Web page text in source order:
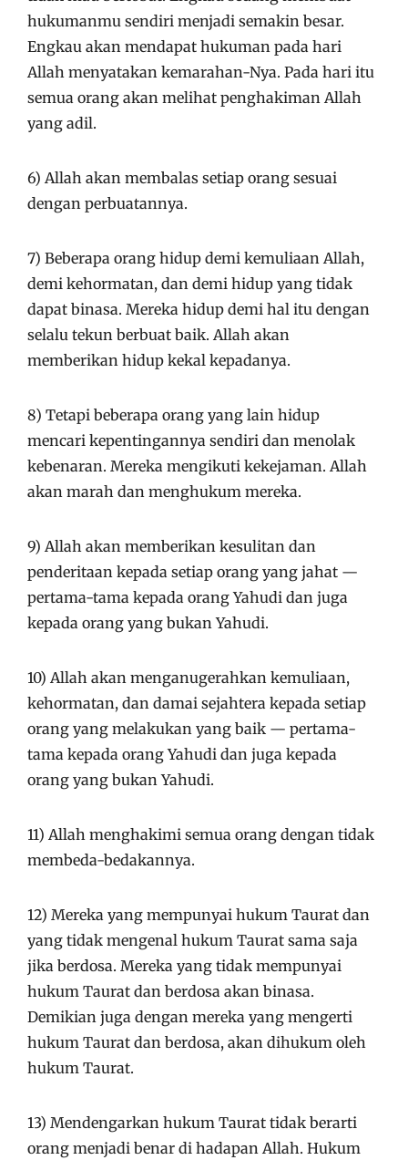
hukumanmu sendiri menjadi semakin besar.
Engkau akan mendapat hukuman pada hari
Allah menyatakan kemarahan-Nya. Pada hari itu
semua orang akan melihat penghakiman Allah
yang adil.
6) Allah akan membalas setiap orang sesuai
dengan perbuatannya.
7) Beberapa orang hidup demi kemuliaan Allah,
demi kehormatan, dan demi hidup yang tidak
dapat binasa. Mereka hidup demi hal itu dengan
selalu tekun berbuat baik. Allah akan
memberikan hidup kekal kepadanya.
8) Tetapi beberapa orang yang lain hidup
mencari kepentingannya sendiri dan menolak
kebenaran. Mereka mengikuti kekejaman. Allah
akan marah dan menghukum mereka.
9) Allah akan memberikan kesulitan dan
penderitaan kepada setiap orang yang jahat —
pertama-tama kepada orang Yahudi dan juga
kepada orang yang bukan Yahudi.
10) Allah akan menganugerahkan kemuliaan,
kehormatan, dan damai sejahtera kepada setiap
orang yang melakukan yang baik — pertama-
tama kepada orang Yahudi dan juga kepada
orang yang bukan Yahudi.
11) Allah menghakimi semua orang dengan tidak
membeda-bedakannya.
12) Mereka yang mempunyai hukum Taurat dan
yang tidak mengenal hukum Taurat sama saja
jika berdosa. Mereka yang tidak mempunyai
hukum Taurat dan berdosa akan binasa.
Demikian juga dengan mereka yang mengerti
hukum Taurat dan berdosa, akan dihukum oleh
hukum Taurat.
13) Mendengarkan hukum Taurat tidak berarti
orang menjadi benar di hadapan Allah. Hukum